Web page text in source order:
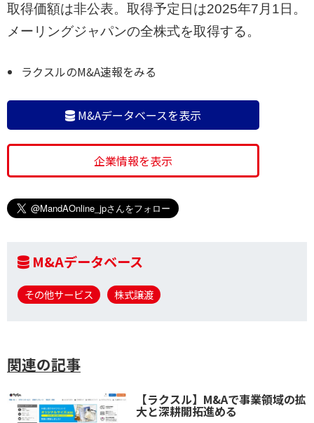
取得価額は非公表。取得予定日は2025年7月1日。
メーリングジャパンの全株式を取得する。
ラクスルのM&A速報をみる
M&Aデータベースを表示
企業情報を表示
M&Aデータベース
その他サービス 株式譲渡
関連の記事
【ラクスル】M&Aで事業領域の拡
大と深耕開拓進める